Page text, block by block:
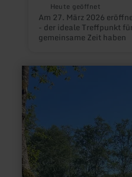
Heute geöffnet
Am 27. März 2026
- der ideale Treffpunkt
gemeinsame Zeit haben
mehr
erfahren
zu:
Wassertretbecken
Mettendorf